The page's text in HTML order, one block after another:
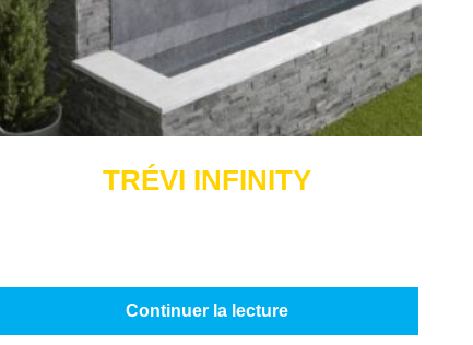
TRÉVI INFINITY
Continuer la lecture